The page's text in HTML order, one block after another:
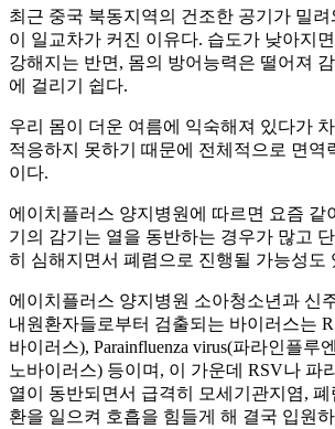
최근 중국 북동지역의 건조한 공기가 밀
이 일교차가 커진 이유다. 습도가 낮아지
강해지는 반면, 몸의 방어능력은 떨어져
에 걸리기 쉽다.
우리 몸이 더운 여름에 익숙해져 있다가
적응하지 못하기 때문에 전체적으로 면역
이다.
에이치플러스 양지병원에 따르면 요즘 같
기의 감기는 열을 동반하는 경우가 많고
히 심해지면서 폐렴으로 진행될 가능성도
에이치플러스 양지병원 소아청소년과 신
내원환자들로부터 검출되는 바이러스는
바이러스), Parainfluenza virus(파라인플루
노바이러스) 등이며, 이 가운데 RSV나 파
열이 동반되면서 급격히 모세기관지염, 폐
환을 일으켜 호흡을 힘들게 해 결국 입원